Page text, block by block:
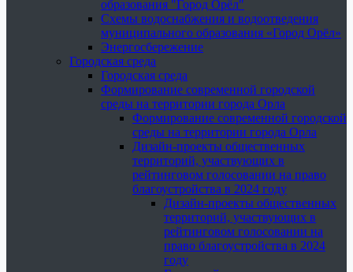
образования "Город Орёл"
Схемы водоснабжения и водоотведения
муниципального образования «Город Орёл»
Энергосбережение
Городская среда
Городская среда
Формирование современной городской
среды на территории города Орла
Формирование современной городской
среды на территории города Орла
Дизайн-проекты общественных
территорий, участвующих в
рейтинговом голосовании на право
благоустройства в 2024 году
Дизайн-проекты общественных
территорий, участвующих в
рейтинговом голосовании на
право благоустройства в 2024
году